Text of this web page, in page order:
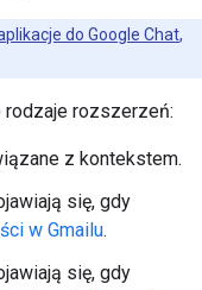
do Google Chat,
rodzaje rozszerzeń:
z kontekstem.
się, gdy
w Gmailu.
się, gdy